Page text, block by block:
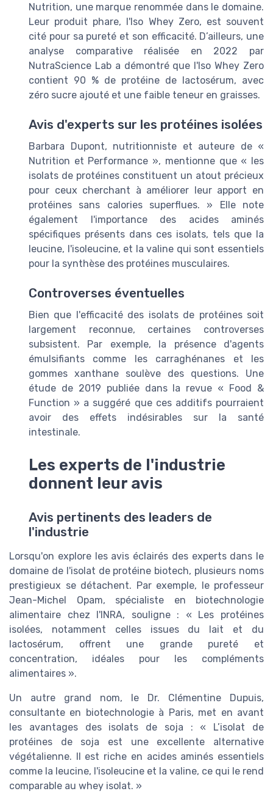
Nutrition, une marque renommée dans le domaine.
Leur produit phare, l'Iso Whey Zero, est souvent
cité pour sa pureté et son efficacité. D’ailleurs, une
analyse comparative réalisée en 2022 par
NutraScience Lab a démontré que l'Iso Whey Zero
contient 90 % de protéine de lactosérum, avec
zéro sucre ajouté et une faible teneur en graisses.
Avis d'experts sur les protéines isolées
Barbara Dupont, nutritionniste et auteure de «
Nutrition et Performance », mentionne que « les
isolats de protéines constituent un atout précieux
pour ceux cherchant à améliorer leur apport en
protéines sans calories superflues. » Elle note
également l'importance des acides aminés
spécifiques présents dans ces isolats, tels que la
leucine, l'isoleucine, et la valine qui sont essentiels
pour la synthèse des protéines musculaires.
Controverses éventuelles
Bien que l'efficacité des isolats de protéines soit
largement reconnue, certaines controverses
subsistent. Par exemple, la présence d'agents
émulsifiants comme les carraghénanes et les
gommes xanthane soulève des questions. Une
étude de 2019 publiée dans la revue « Food &
Function » a suggéré que ces additifs pourraient
avoir des effets indésirables sur la santé
intestinale.
Les experts de l'industrie
donnent leur avis
Avis pertinents des leaders de
l'industrie
Lorsqu'on explore les avis éclairés des experts dans le
domaine de l'isolat de protéine biotech, plusieurs noms
prestigieux se détachent. Par exemple, le professeur
Jean-Michel Opam, spécialiste en biotechnologie
alimentaire chez l'INRA, souligne : « Les protéines
isolées, notamment celles issues du lait et du
lactosérum, offrent une grande pureté et
concentration, idéales pour les compléments
alimentaires ».
Un autre grand nom, le Dr. Clémentine Dupuis,
consultante en biotechnologie à Paris, met en avant
les avantages des isolats de soja : « L’isolat de
protéines de soja est une excellente alternative
végétalienne. Il est riche en acides aminés essentiels
comme la leucine, l'isoleucine et la valine, ce qui le rend
comparable au whey isolat. »